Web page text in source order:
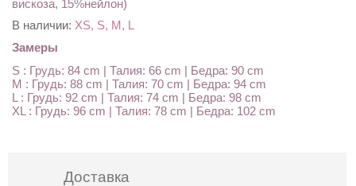
вискоза, 15%нейлон)
В наличии: XS, S, M, L
Замеры
S : Грудь: 84 cm | Талия: 66 cm | Бедра: 90 cm
M : Грудь: 88 cm | Талия: 70 cm | Бедра: 94 cm
L : Грудь: 92 cm | Талия: 74 cm | Бедра: 98 cm
XL : Грудь: 96 cm | Талия: 78 cm | Бедра: 102 cm
Доставка